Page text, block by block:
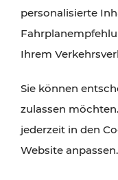
personalisierte
Ihrem
Sie können
zulassen
jederzeit in den
Website anpassen.